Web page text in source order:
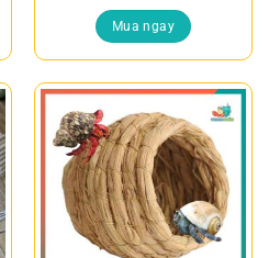
Mua ngay